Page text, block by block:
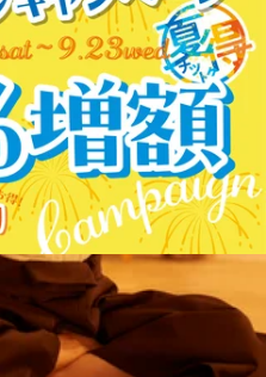
ほぼすべての材料となる栄
しさの維持」に不可欠！た
、体は生命維持を優先するた
といった部分から「切り捨
以降の大人にとって、タンパ
一気に早めてしまう危険な
要なたんぱく質の目安は、
、魚、卵、大豆製品（納豆や
3食に分けて、こまめに摂る
すすめコースは新規予約
スです！13：30～、15：
すとより詳細なお時間のご相
ぐに対応が難しい場合がご
セージを残して頂けると幸い
来店お待ちしております！驚
選★
オ葛西店の鬼木です。 さ
ートですね！ 月末はお忙し
。 当店では30分～の短い
ひ、隙間時間にリフレッシ
7月28日(火) 13：00～ご案内
応が難しい場合がございま
を残して頂けると幸いで
チを3つご紹介いたします
に効果的で、猫背やストレ
す。私は毎朝この3つをベッ
うにしています。（スッキ
オ葛西店のサトウです。うだ
しいですよね。就寝90分前の
40℃のぬるめのお湯に浸か
ズに下がり、質の高い睡眠
シャワーで済ませず、湯船
)のおすすめコースはまず
コースです！17：30～ご案
オ葛西店のサトウです。明日